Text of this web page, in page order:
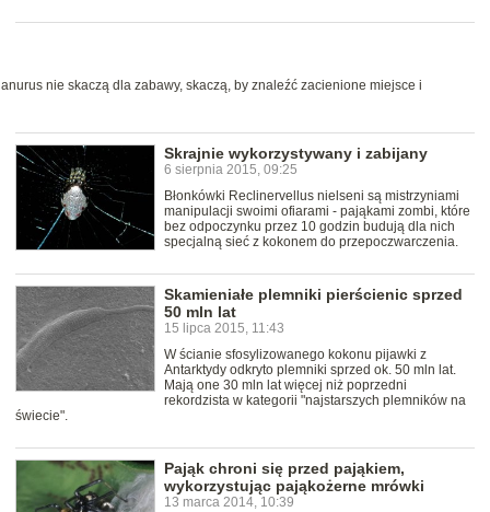
nie skaczą dla zabawy, skaczą, by znaleźć zacienione miejsce i
Skrajnie wykorzystywany i zabijany
6 sierpnia 2015, 09:25
Błonkówki Reclinervellus nielseni są mistrzyniami
manipulacji swoimi ofiarami - pająkami zombi, które
bez odpoczynku przez 10 godzin budują dla nich
specjalną sieć z kokonem do przepoczwarczenia.
Skamieniałe plemniki pierścienic sprzed
50 mln lat
15 lipca 2015, 11:43
W ścianie sfosylizowanego kokonu pijawki z
Antarktydy odkryto plemniki sprzed ok. 50 mln lat.
Mają one 30 mln lat więcej niż poprzedni
rekordzista w kategorii "najstarszych plemników na
świecie".
Pająk chroni się przed pająkiem,
wykorzystując pająkożerne mrówki
13 marca 2014, 10:39